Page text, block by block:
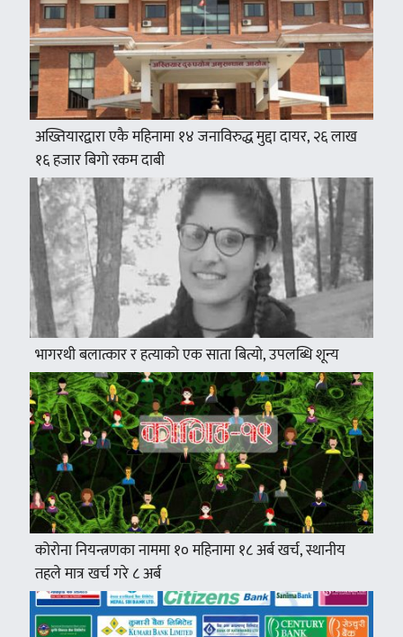
अख्तियारद्वारा एकै महिनामा १४ जनाविरुद्ध मुद्दा दायर, २६ लाख
१६ हजार बिगो रकम दाबी
भागरथी बलात्कार र हत्याको एक साता बित्यो, उपलब्धि शून्य
कोरोना नियन्त्रणका नाममा १० महिनामा १८ अर्ब खर्च, स्थानीय
तहले मात्र खर्च गरे ८ अर्ब